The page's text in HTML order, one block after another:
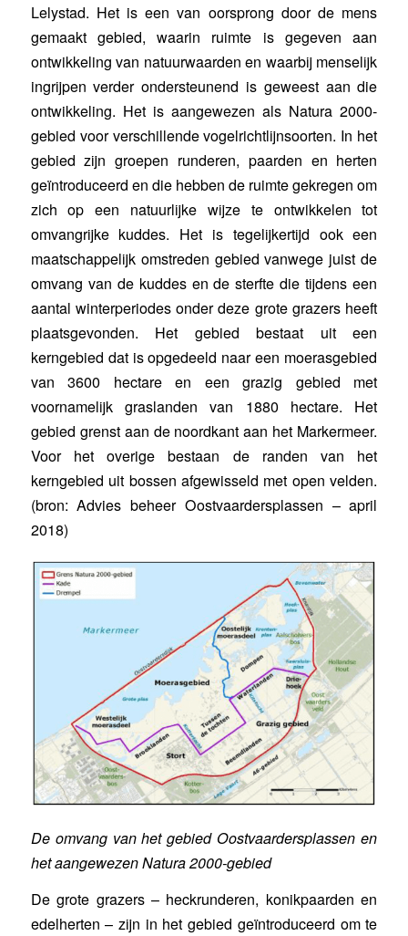
Lelystad. Het is een van oorsprong door de mens
gemaakt gebied, waarin ruimte is gegeven aan
ontwikkeling van natuurwaarden en waarbij menselijk
ingrijpen verder ondersteunend is geweest aan die
ontwikkeling. Het is aangewezen als Natura 2000-
gebied voor verschillende vogelrichtlijnsoorten. In het
gebied zijn groepen runderen, paarden en herten
geïntroduceerd en die hebben de ruimte gekregen om
zich op een natuurlijke wijze te ontwikkelen tot
omvangrijke kuddes. Het is tegelijkertijd ook een
maatschappelijk omstreden gebied vanwege juist de
omvang van de kuddes en de sterfte die tijdens een
aantal winterperiodes onder deze grote grazers heeft
plaatsgevonden. Het gebied bestaat uit een
kerngebied dat is opgedeeld naar een moerasgebied
van 3600 hectare en een grazig gebied met
voornamelijk graslanden van 1880 hectare. Het
gebied grenst aan de noordkant aan het Markermeer.
Voor het overige bestaan de randen van het
kerngebied uit bossen afgewisseld met open velden.
(bron: Advies beheer Oostvaardersplassen – april
2018)
De omvang van het gebied Oostvaardersplassen en
het aangewezen Natura 2000-gebied
De grote grazers – heckrunderen, konikpaarden en
edelherten – zijn in het gebied geïntroduceerd om te